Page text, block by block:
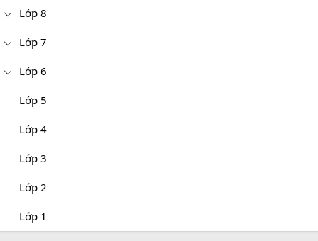
Lớp 8
Lớp 7
Lớp 6
Lớp 5
Lớp 4
Lớp 3
Lớp 2
Lớp 1